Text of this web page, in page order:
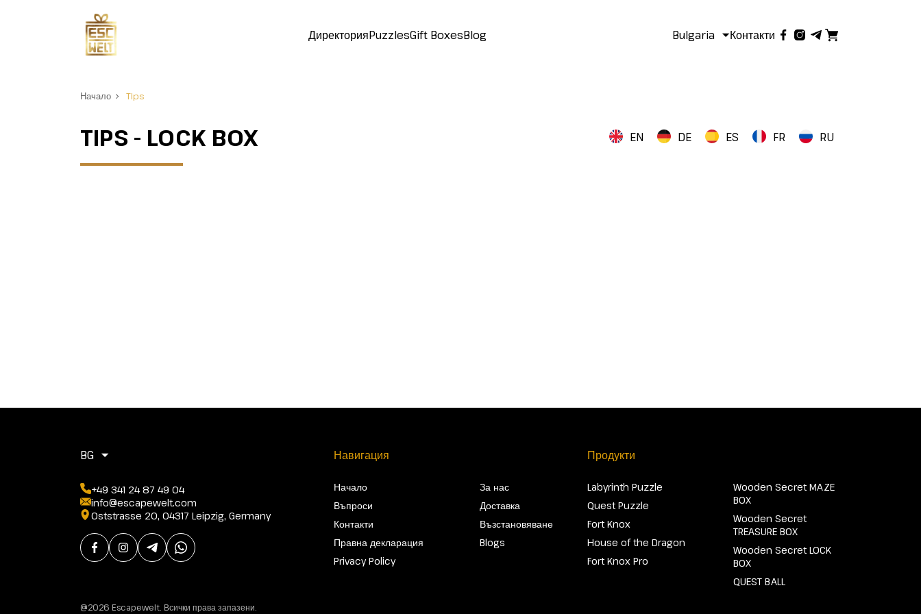
ДиректорияPuzzlesGift BoxesBlog Bulgaria Контакти
Начало Tips
TIPS - LOCK BOX EN DE ES FR RU
BG
+49 341 24 87 49 04
info@escapewelt.com
Oststrasse 20, 04317 Leipzig, Germany
Навигация
Начало
Въпроси
Контакти
Правна декларация
Privacy Policy
За нас
Доставка
Възстановяване
Blogs
Продукти
Labyrinth Puzzle
Quest Puzzle
Fort Knox
House of the Dragon
Fort Knox Pro
Wooden Secret MAZE
BOX
Wooden Secret
TREASURE BOX
Wooden Secret LOCK
BOX
QUEST BALL
@2026 Escapewelt. Всички права запазени.